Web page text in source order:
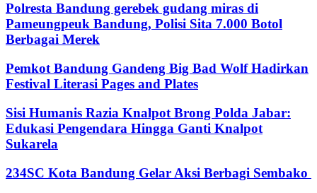
Polresta Bandung gerebek gudang miras di
Pameungpeuk Bandung, Polisi Sita 7.000 Botol
Berbagai Merek
Pemkot Bandung Gandeng Big Bad Wolf Hadirkan
Festival Literasi Pages and Plates
Sisi Humanis Razia Knalpot Brong Polda Jabar:
Edukasi Pengendara Hingga Ganti Knalpot
Sukarela
234SC Kota Bandung Gelar Aksi Berbagi Sembako